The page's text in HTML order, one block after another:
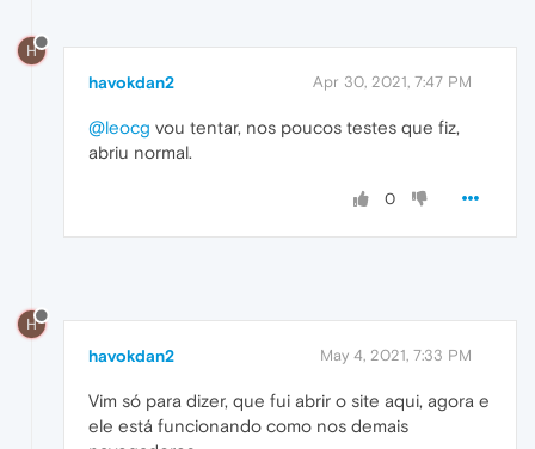
H
havokdan2 Apr 30, 2021, 7:47 PM
@leocg vou tentar, nos poucos testes que fiz,
abriu normal.
0
H
havokdan2 May 4, 2021, 7:33 PM
Vim só para dizer, que fui abrir o site aqui, agora e
ele está funcionando como nos demais